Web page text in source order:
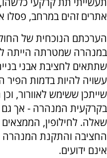
אתרים זהים במרחב,
הערכתם הנוכחית של
במנהרה שמטרתה הייתה
שתתאים לחציבת אבני
עשויה להיות בדמות
שייתכן ששימש לאוורור,
בקרקעית המנהרה - אך גם
שאלה. לחילופין,
החציבה והתקנת המנהרה
אינם ידועים.